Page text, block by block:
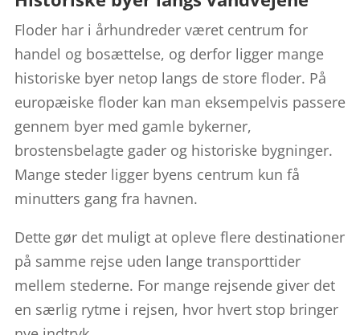
Floder har i århundreder været centrum for
handel og bosættelse, og derfor ligger mange
historiske byer netop langs de store floder. På
europæiske floder kan man eksempelvis passere
gennem byer med gamle bykerner,
brostensbelagte gader og historiske bygninger.
Mange steder ligger byens centrum kun få
minutters gang fra havnen.
Dette gør det muligt at opleve flere destinationer
på samme rejse uden lange transporttider
mellem stederne. For mange rejsende giver det
en særlig rytme i rejsen, hvor hvert stop bringer